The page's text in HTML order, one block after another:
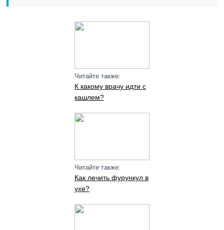
Читайте также:
К какому врачу идти с
кашлем?
Читайте также:
Как лечить фурункул в
ухе?